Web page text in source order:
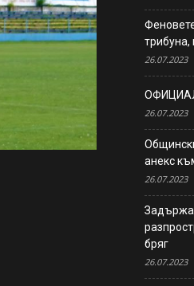
трибуна,
26.07.2023
26.07.2023
анекс
26.07.2023
бряг
26.07.2023